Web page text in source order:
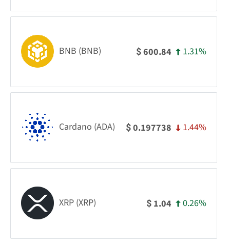
BNB (BNB) $600.84 1.31%
Cardano (ADA) $0.197738 1.44%
XRP (XRP) $ 1.04 0.26%